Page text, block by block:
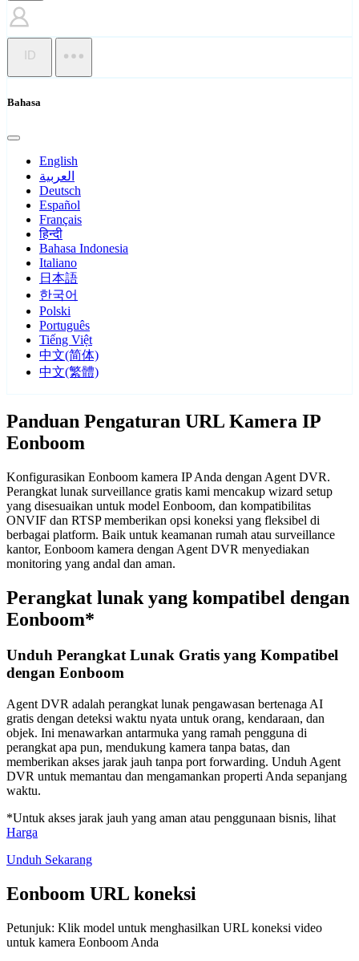
ID
Bahasa
English
العربية
Deutsch
Español
Français
हिन्दी
Bahasa Indonesia
Italiano
日本語
한국어
Polski
Português
Tiếng Việt
中文(简体)
中文(繁體)
Panduan Pengaturan URL Kamera IP
Eonboom
Konfigurasikan Eonboom kamera IP Anda dengan Agent DVR.
Perangkat lunak surveillance gratis kami mencakup wizard setup
yang disesuaikan untuk model Eonboom, dan kompatibilitas
ONVIF dan RTSP memberikan opsi koneksi yang fleksibel di
berbagai platform. Baik untuk keamanan rumah atau surveillance
kantor, Eonboom kamera dengan Agent DVR menyediakan
monitoring yang andal dan aman.
Perangkat lunak yang kompatibel dengan
Eonboom*
Unduh Perangkat Lunak Gratis yang Kompatibel
dengan Eonboom
Agent DVR adalah perangkat lunak pengawasan bertenaga AI
gratis dengan deteksi waktu nyata untuk orang, kendaraan, dan
objek. Ini menawarkan antarmuka yang ramah pengguna di
perangkat apa pun, mendukung kamera tanpa batas, dan
memberikan akses jarak jauh tanpa port forwarding. Unduh Agent
DVR untuk memantau dan mengamankan properti Anda sepanjang
waktu.
*Untuk akses jarak jauh yang aman atau penggunaan bisnis, lihat
Harga
Unduh Sekarang
Eonboom URL koneksi
Petunjuk: Klik model untuk menghasilkan URL koneksi video
untuk kamera Eonboom Anda